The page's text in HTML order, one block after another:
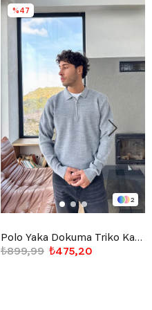
2
Polo Yaka Dokuma Triko Kazak Gri
₺475,20
₺899,99
%47